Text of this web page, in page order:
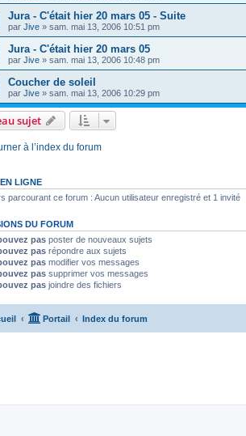
Jura - C'était hier 20 mars 05 - Suite
par Jive » sam. mai 13, 2006 10:51 pm
Jura - C'était hier 20 mars 05
par Jive » sam. mai 13, 2006 10:48 pm
Coucher de soleil
par Jive » sam. mai 13, 2006 10:29 pm
sujet
à l’index du forum
LIGNE
parcourant ce forum : Aucun utilisateur enregistré et 1 invité
DU FORUM
pas poster de nouveaux sujets
pas répondre aux sujets
pas modifier vos messages
pas supprimer vos messages
pas joindre des fichiers
Portail Index du forum